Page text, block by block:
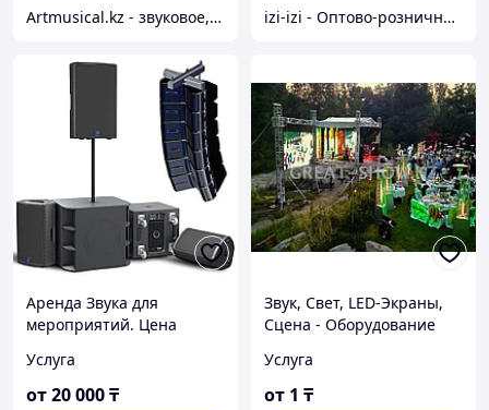
Artmusical.kz - звуковое, световое оборудование и музыкальные инструменты izi-izi - Оптово-розничный Склад - товары на заказ до двери! Cамые уникальные и полезные товары.
Аренда Звука для
мероприятий. Цена
Услуга
от20 000₸
Звук, Свет, LED-Экраны,
Сцена - Оборудование
Аренда, Прокат
Услуга
от 1 ₸